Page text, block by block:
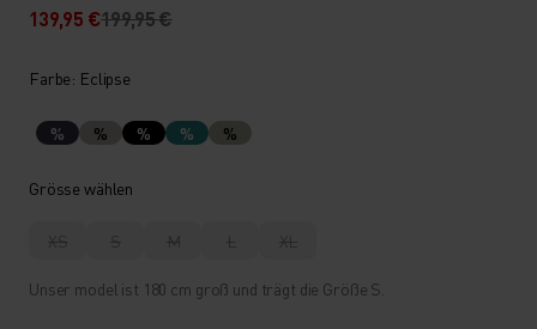
139,95 €199,95 €
Farbe: Eclipse
% % % % %
Grösse wählen
XS S M L XL
Unser model ist 180 cm groß und trägt die Größe S.